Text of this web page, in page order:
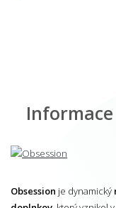
Obsession je dynamický